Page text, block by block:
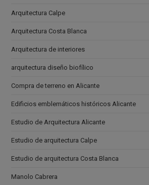
Arquitectura Calpe
Arquitectura Costa Blanca
Arquitectura de interiores
arquitectura diseño biofílico
Compra de terreno en Alicante
Edificios emblemáticos históricos Alicante
Estudio de Arquitectura Alicante
Estudio de arquitectura Calpe
Estudio de arquitectura Costa Blanca
Manolo Cabrera